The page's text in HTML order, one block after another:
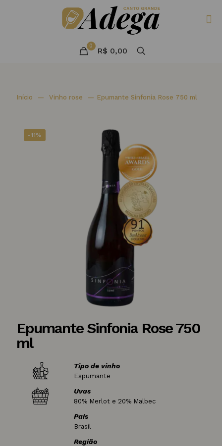
0
R$ 0,00
Início — Vinho rose — Epumante Sinfonia Rose 750 ml
-11%
Epumante Sinfonia Rose 750
ml
Tipo de vinho
Espumante
Uvas
80% Merlot e 20% Malbec
País
Brasil
Região